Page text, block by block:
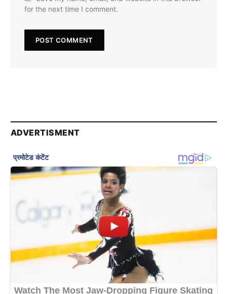
for the next time I comment.
ADVERTISMENT